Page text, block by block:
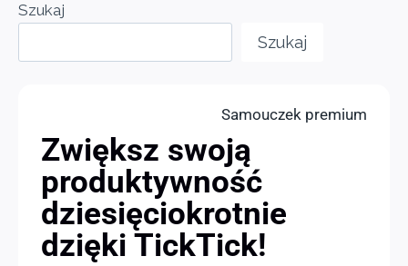
Szukaj
Szukaj
Samouczek premium
Zwiększ swoją
produktywność
dziesięciokrotnie
dzięki TickTick!